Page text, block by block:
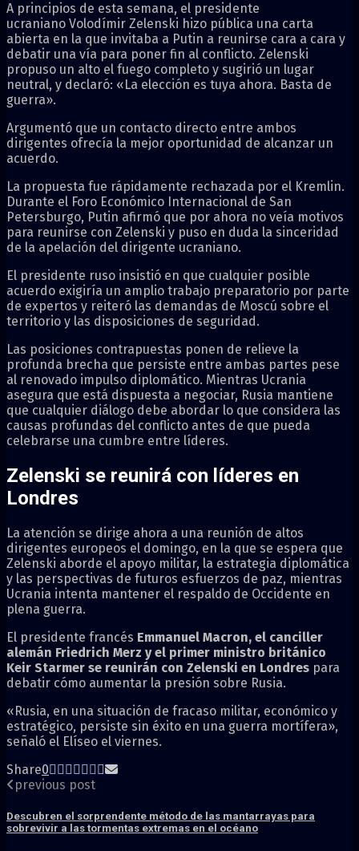
A principios de esta semana, el presidente
ucraniano Volodímir Zelenski hizo pública una carta
abierta en la que invitaba a Putin a reunirse cara a cara y
debatir una vía para poner fin al conflicto. Zelenski
propuso un alto el fuego completo y sugirió un lugar
neutral, y declaró: «La elección es tuya ahora. Basta de
guerra».
Argumentó que un contacto directo entre ambos
dirigentes ofrecía la mejor oportunidad de alcanzar un
acuerdo.
La propuesta fue rápidamente rechazada por el Kremlin.
Durante el Foro Económico Internacional de San
Petersburgo, Putin afirmó que por ahora no veía motivos
para reunirse con Zelenski y puso en duda la sinceridad
de la apelación del dirigente ucraniano.
El presidente ruso insistió en que cualquier posible
acuerdo exigiría un amplio trabajo preparatorio por parte
de expertos y reiteró las demandas de Moscú sobre el
territorio y las disposiciones de seguridad.
Las posiciones contrapuestas ponen de relieve la
profunda brecha que persiste entre ambas partes pese
al renovado impulso diplomático. Mientras Ucrania
asegura que está dispuesta a negociar, Rusia mantiene
que cualquier diálogo debe abordar lo que considera las
causas profundas del conflicto antes de que pueda
celebrarse una cumbre entre líderes.
Zelenski se reunirá con líderes en
Londres
La atención se dirige ahora a una reunión de altos
dirigentes europeos el domingo, en la que se espera que
Zelenski aborde el apoyo militar, la estrategia diplomática
y las perspectivas de futuros esfuerzos de paz, mientras
Ucrania intenta mantener el respaldo de Occidente en
plena guerra.
El presidente francés Emmanuel Macron, el canciller
alemán Friedrich Merz y el primer ministro británico
Keir Starmer se reunirán con Zelenski en Londres para
debatir cómo aumentar la presión sobre Rusia.
«Rusia, en una situación de fracaso militar, económico y
estratégico, persiste sin éxito en una guerra mortífera»,
señaló el Elíseo el viernes.
Share0
previous post
Descubren el sorprendente método de las mantarrayas para
sobrevivir a las tormentas extremas en el océano